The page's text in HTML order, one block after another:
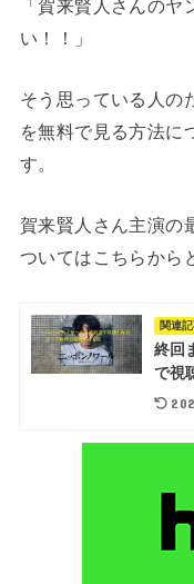
「賀来賢人さんの
い！！」
そう思っている人の
を無料で見る方法に
す。
賀来賢人さん主演の
ついてはこちらから
関連
終回
で視